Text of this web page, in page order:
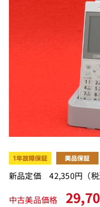
新品定価 42,350円（税
中古美品価格